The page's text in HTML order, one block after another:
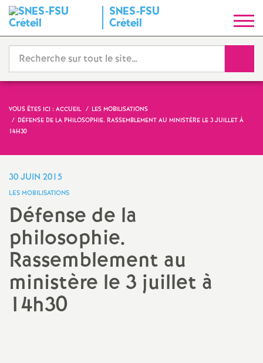
SNES-FSU
Créteil
y
n
d
a
VOUS ÊTES ICI : ACCUEIL
LES MOBILISATIONS
DÉFENSE DE LA PHILOSOPHIE. RASSEMBLEMENT AU MINISTÈRE LE 3 JUILLET À
14H30
30 JUIN 2015
LES MOBILISATIONS
Défense de la
philosophie.
Rassemblement au
ministère le 3 juillet à
14h30